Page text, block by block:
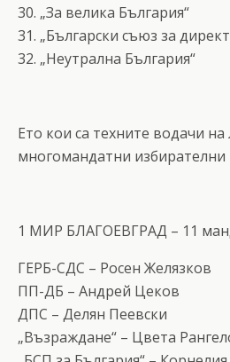
30. „За велика България“
31. „Български съюз за
32. „Неутрална България“
Ето кои са техните водачи на
многомандатни избирателни
1 МИР БЛАГОЕВГРАД – 11
ГЕРБ-СДС – Росен Желязков
ПП-ДБ – Андрей Цеков
ДПС – Делян Пеевски
„Възраждане“ – Цвета